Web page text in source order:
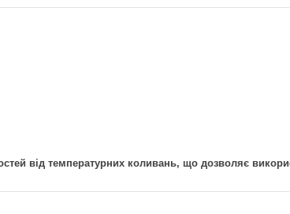
від температурних коливань, що дозволяє